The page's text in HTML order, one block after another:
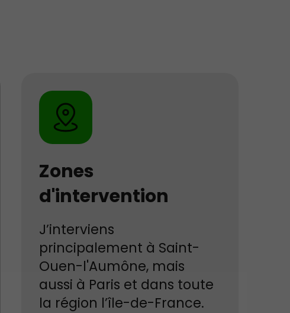
Zones
d'intervention
J’interviens
principalement à Saint-
Ouen-l'Aumône, mais
aussi à Paris et dans toute
la région l’île-de-France.